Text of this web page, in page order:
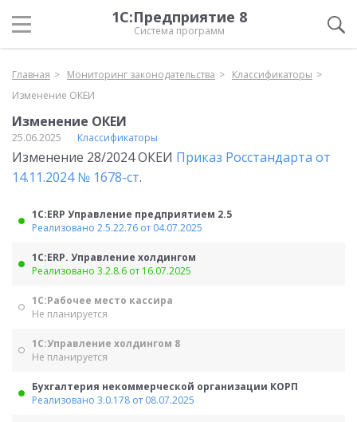
1С:Предприятие 8
Система программ
Главная Мониторинг законодательства
Классификаторы
Изменение ОКЕИ
Изменение ОКЕИ
25.06.2025 Классификаторы
Изменение 28/2024 ОКЕИ Приказ Росстандарта от
14.11.2024 № 1678-ст.
1С:ERP Управление предприятием 2.5
Реализовано 2.5.22.76 от 04.07.2025
1С:ERP. Управление холдингом
Реализовано 3.2.8.6 от 16.07.2025
1С:Рабочее место кассира
Не планируется
1С:Управление холдингом 8
Не планируется
Бухгалтерия некоммерческой организации КОРП
Реализовано 3.0.178 от 08.07.2025